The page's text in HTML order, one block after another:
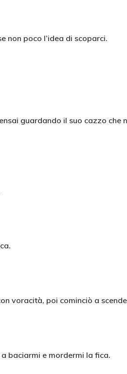
non poco l’idea di scoparci.
guardando il suo cazzo che
voracità, poi cominciò a
baciarmi e mordermi la fica.